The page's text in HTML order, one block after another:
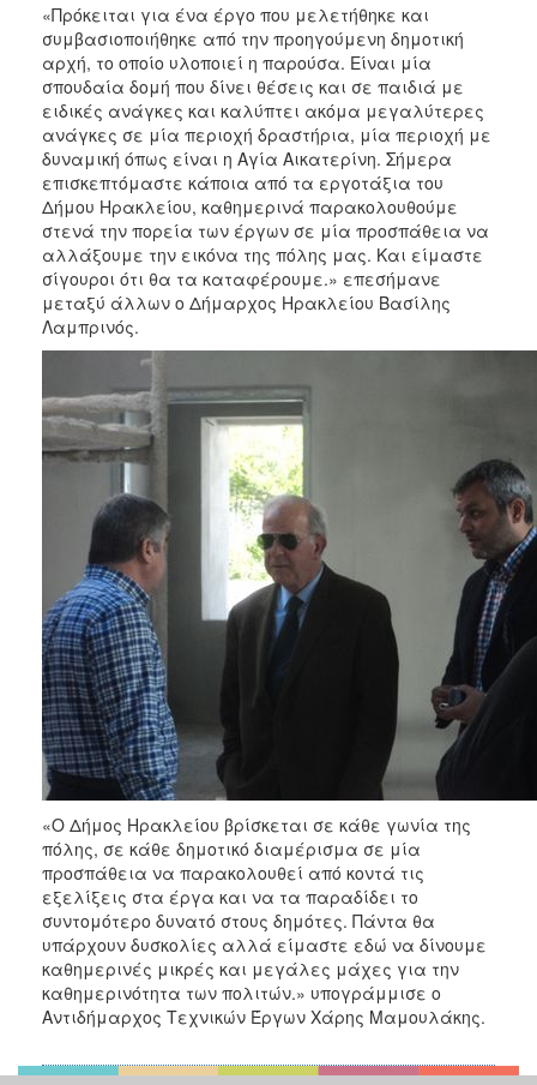
«Πρόκειται για ένα έργο που μελετήθηκε και
συμβασιοποιήθηκε από την προηγούμενη δημοτική
αρχή, το οποίο υλοποιεί η παρούσα. Είναι μία
σπουδαία δομή που δίνει θέσεις και σε παιδιά με
ειδικές ανάγκες και καλύπτει ακόμα μεγαλύτερες
ανάγκες σε μία περιοχή δραστήρια, μία περιοχή με
δυναμική όπως είναι η Αγία Αικατερίνη. Σήμερα
επισκεπτόμαστε κάποια από τα εργοτάξια του
Δήμου Ηρακλείου, καθημερινά παρακολουθούμε
στενά την πορεία των έργων σε μία προσπάθεια να
αλλάξουμε την εικόνα της πόλης μας. Και είμαστε
σίγουροι ότι θα τα καταφέρουμε.» επεσήμανε
μεταξύ άλλων ο Δήμαρχος Ηρακλείου Βασίλης
Λαμπρινός.
«Ο Δήμος Ηρακλείου βρίσκεται σε κάθε γωνία της
πόλης, σε κάθε δημοτικό διαμέρισμα σε μία
προσπάθεια να παρακολουθεί από κοντά τις
εξελίξεις στα έργα και να τα παραδίδει το
συντομότερο δυνατό στους δημότες. Πάντα θα
υπάρχουν δυσκολίες αλλά είμαστε εδώ να δίνουμε
καθημερινές μικρές και μεγάλες μάχες για την
καθημερινότητα των πολιτών.» υπογράμμισε ο
Αντιδήμαρχος Τεχνικών Έργων Χάρης Μαμουλάκης.